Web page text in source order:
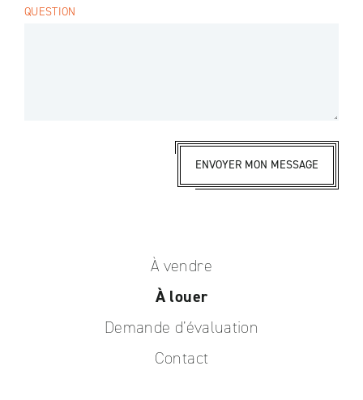
QUESTION
ENVOYER MON MESSAGE
À vendre
À louer
Demande d’évaluation
Contact